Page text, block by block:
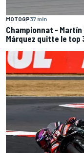
MOTOGP37 min
Championnat -
Márquez quitte le top